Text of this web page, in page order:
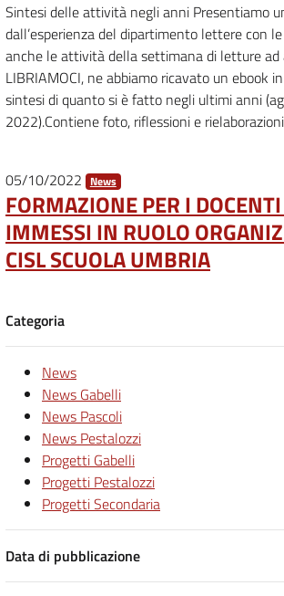
Sintesi delle attività negli anni Presentiamo
dall’esperienza del dipartimento lettere con
anche le attività della settimana di letture ad
LIBRIAMOCI, ne abbiamo ricavato un ebook
sintesi di quanto si è fatto negli ultimi anni
2022).Contiene foto, riflessioni e
05/10/2022 News
FORMAZIONE PER I
IMMESSI IN RUOLO
CISL SCUOLA UMBRIA
Categoria
News
News Gabelli
News Pascoli
News Pestalozzi
Progetti Gabelli
Progetti Pestalozzi
Progetti Secondaria
Data di pubblicazione